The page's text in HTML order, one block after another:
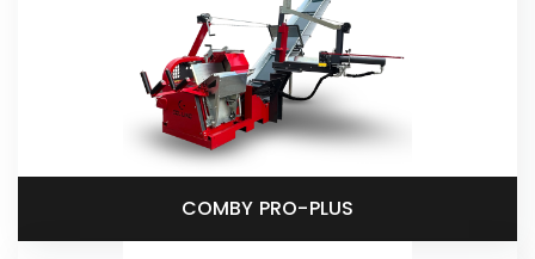
COMBY PRO-PLUS